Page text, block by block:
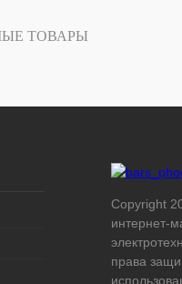
ТОВАРЫ
Copyright
интернет-
права